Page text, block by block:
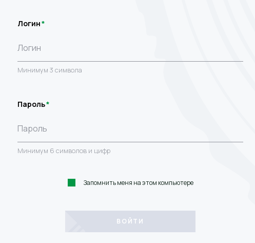
Логин
Минимум 3 символа
Пароль
Минимум 6 символов и цифр
Запомнить меня на этом компьютере